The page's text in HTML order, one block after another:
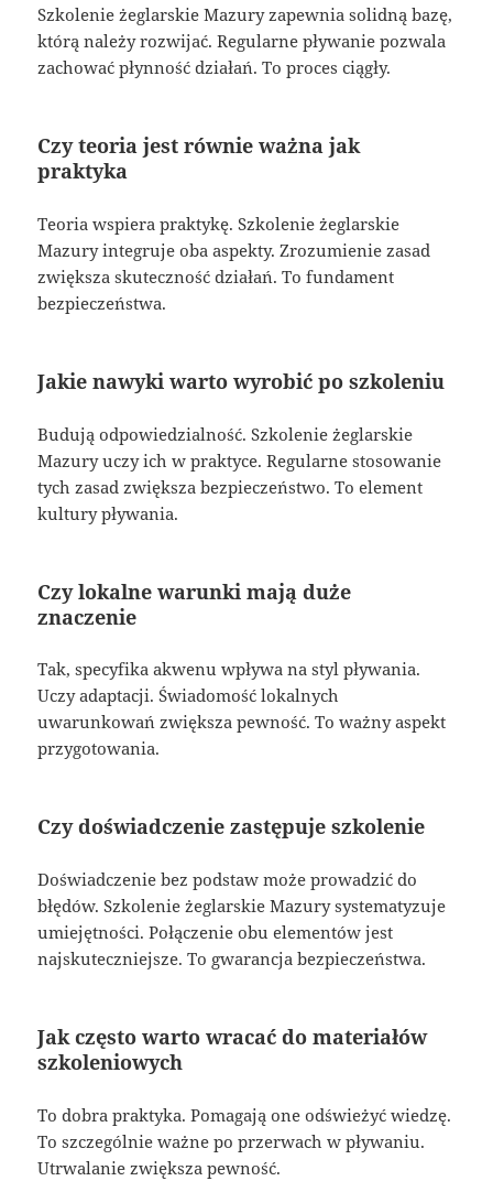
Szkolenie żeglarskie Mazury zapewnia solidną bazę,
którą należy rozwijać. Regularne pływanie pozwala
zachować płynność działań. To proces ciągły.
Czy teoria jest równie ważna jak
praktyka
Teoria wspiera praktykę. Szkolenie żeglarskie
Mazury integruje oba aspekty. Zrozumienie zasad
zwiększa skuteczność działań. To fundament
bezpieczeństwa.
Jakie nawyki warto wyrobić po szkoleniu
Budują odpowiedzialność. Szkolenie żeglarskie
Mazury uczy ich w praktyce. Regularne stosowanie
tych zasad zwiększa bezpieczeństwo. To element
kultury pływania.
Czy lokalne warunki mają duże
znaczenie
Tak, specyfika akwenu wpływa na styl pływania.
Uczy adaptacji. Świadomość lokalnych
uwarunkowań zwiększa pewność. To ważny aspekt
przygotowania.
Czy doświadczenie zastępuje szkolenie
Doświadczenie bez podstaw może prowadzić do
błędów. Szkolenie żeglarskie Mazury systematyzuje
umiejętności. Połączenie obu elementów jest
najskuteczniejsze. To gwarancja bezpieczeństwa.
Jak często warto wracać do materiałów
szkoleniowych
To dobra praktyka. Pomagają one odświeżyć wiedzę.
To szczególnie ważne po przerwach w pływaniu.
Utrwalanie zwiększa pewność.